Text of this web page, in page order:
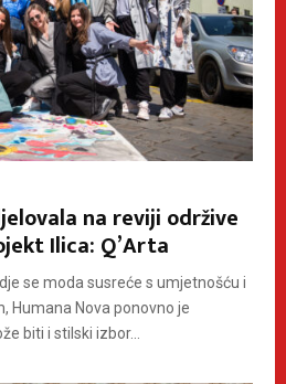
na reviji održive
Ilica: Q’Arta
se moda susreće s umjetnošću i
Humana Nova ponovno je
biti i stilski izbor...